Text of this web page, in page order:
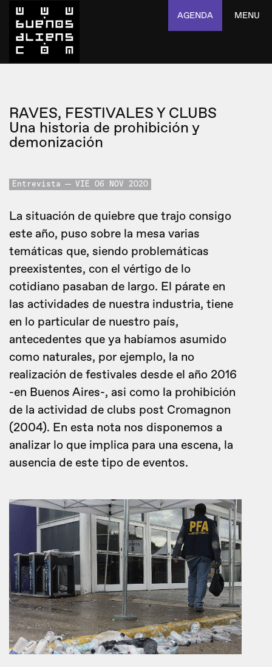
AGENDA MENU
RAVES, FESTIVALES Y CLUBS
Una historia de prohibición y
demonización
Entrevista VIE 06 NOV 2020
La situación de quiebre que trajo consigo
este año, puso sobre la mesa varias
temáticas que, siendo problemáticas
preexistentes, con el vértigo de lo
cotidiano pasaban de largo. El párate en
las actividades de nuestra industria, tiene
en lo particular de nuestro país,
antecedentes que ya habíamos asumido
como naturales, por ejemplo, la no
realización de festivales desde el año 2016
-en Buenos Aires-, asi como la prohibición
de la actividad de clubs post Cromagnon
(2004). En esta nota nos disponemos a
analizar lo que implica para una escena, la
ausencia de este tipo de eventos.